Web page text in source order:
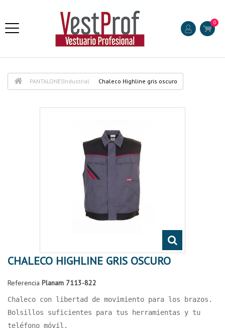
0
PANTALONESIndustrial Chaleco Highline gris oscuro
CHALECO HIGHLINE GRIS OSCURO
Referencia Planam 7113-822
Chaleco con libertad de movimiento para los brazos.
Bolsillos suficientes para tus herramientas y tu
teléfono móvil.